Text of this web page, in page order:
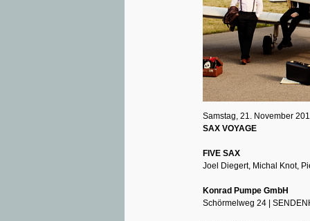
Samstag, 21. November
SAX VOYAGE
FIVE SAX
Joel Diegert, Michal Knot,
Konrad Pumpe GmbH
Schörmelweg 24 |